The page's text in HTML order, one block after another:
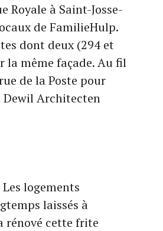
Royale à Saint-Josse-
de FamilieHulp.
dont deux (294 et
la même façade. Au fil
de la Poste pour
Dewil Architecten
logements
laissés à
rénové cette frite